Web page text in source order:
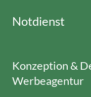
Notdienst
Konzeption &
Werbeagentur